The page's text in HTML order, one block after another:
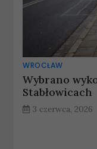
WROCŁAW
Wybrano
Stabłowicach
3 czerwca, 2026